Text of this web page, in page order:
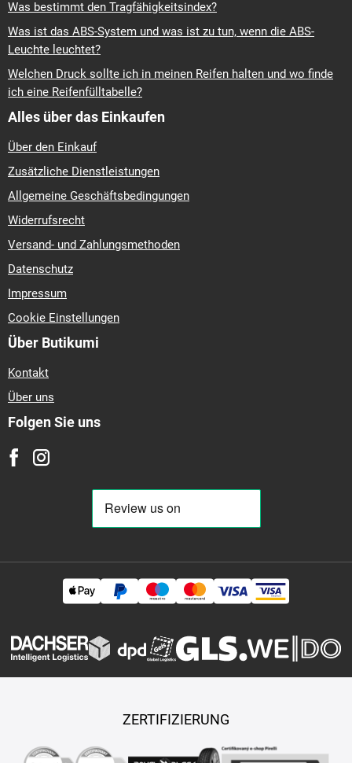
Was bestimmt den Tragfähigkeitsindex?
Was ist das ABS-System und was ist zu tun, wenn die ABS-
Leuchte leuchtet?
Welchen Druck sollte ich in meinen Reifen halten und wo finde
ich eine Reifenfülltabelle?
Alles über das Einkaufen
Über den Einkauf
Zusätzliche Dienstleistungen
Allgemeine Geschäftsbedingungen
Widerrufsrecht
Versand- und Zahlungsmethoden
Datenschutz
Impressum
Cookie Einstellungen
Über Butikumi
Kontakt
Über uns
Folgen Sie uns
ZERTIFIZIERUNG